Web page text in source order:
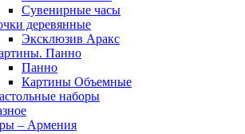
Сувенирные часы
деревянные
Эксклюзив Аракс
Панно
Панно
Картины Объемные
наборы
– Армения